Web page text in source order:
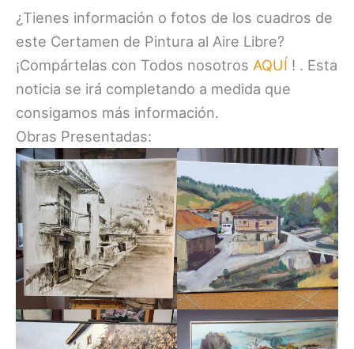
¿Tienes información o fotos de los cuadros de
este Certamen de Pintura al Aire Libre?
¡Compártelas con Todos nosotros AQUÍ ! . Esta
noticia se irá completando a medida que
consigamos más información.
Obras Presentadas: